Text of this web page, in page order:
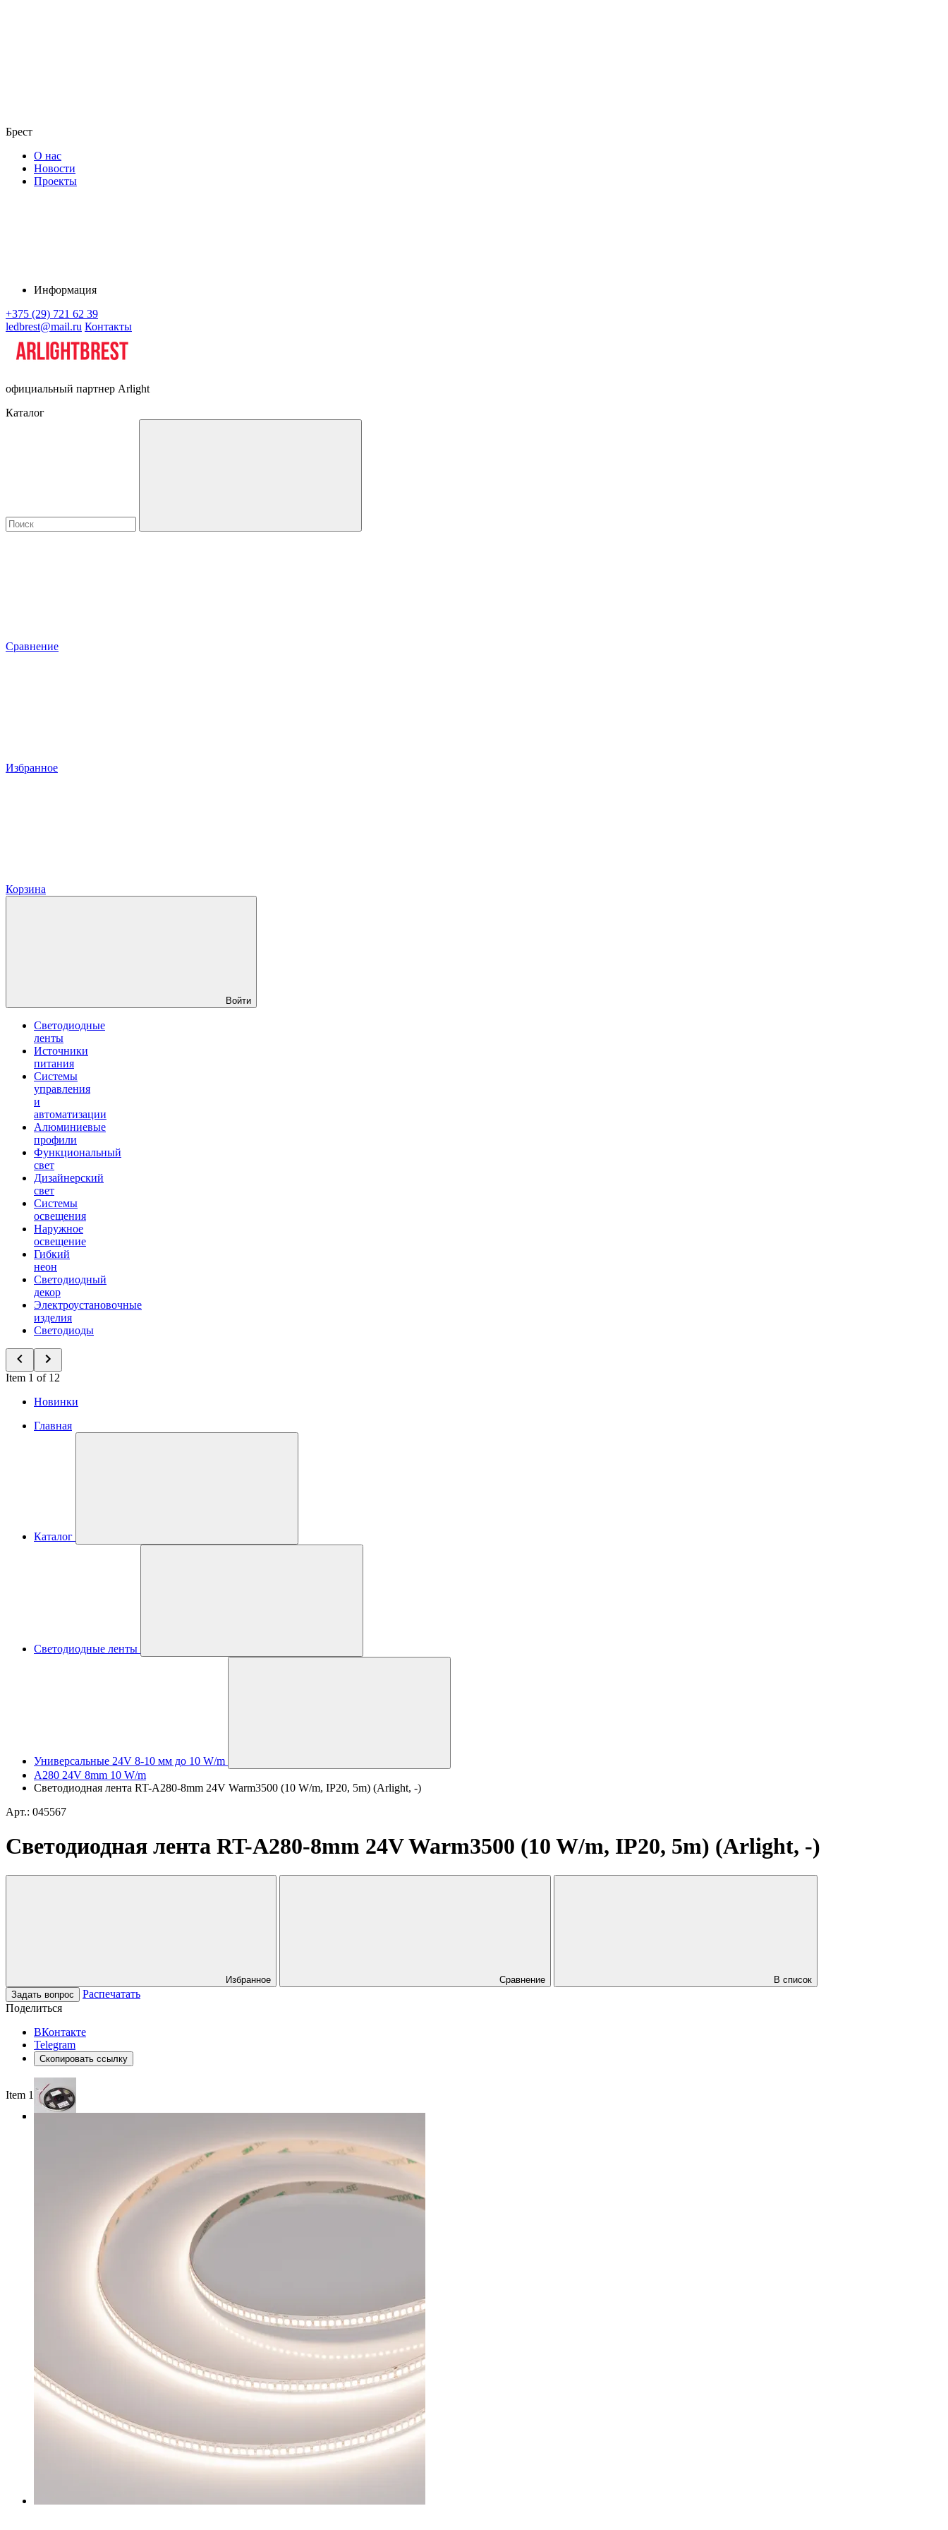
Брест
О нас
Новости
Проекты
Информация
+375 (29) 721 62 39
ledbrest@mail.ru Контакты
официальный партнер Arlight
Каталог
Сравнение
Избранное
Корзина
Войти
Светодиодные
ленты
Источники
питания
Системы
управления
и
автоматизации
Алюминиевые
профили
Функциональный
свет
Дизайнерский
свет
Системы
освещения
Наружное
освещение
Гибкий
неон
Светодиодный
декор
Электроустановочные
изделия
Светодиоды
Item 1 of 12
Новинки
Главная
Каталог
Светодиодные ленты
Универсальные 24V 8-10 мм до 10 W/m
A280 24V 8mm 10 W/m
Светодиодная лента RT-A280-8mm 24V Warm3500 (10 W/m, IP20, 5m) (Arlight, -)
Арт.: 045567
Светодиодная лента RT-A280-8mm 24V Warm3500 (10 W/m, IP20, 5m) (Arlight, -)
Избранное Сравнение
В список
Задать вопрос
Распечатать
Поделиться
ВКонтакте
Telegram
Скопировать ссылку
Item 1 of 3